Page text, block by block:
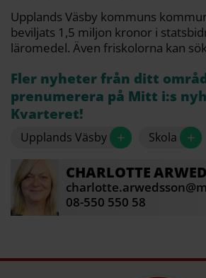
Upplands Väsby kommuns
beviljats 1,5 miljon kronor i
läromedel. Även friskolorna kan
Fler nyheter från ditt
prenumerera på Mitt i:s
Kvarteret!
Upplands Väsby + Skola +
CHARLOTTE
08-550 550 58